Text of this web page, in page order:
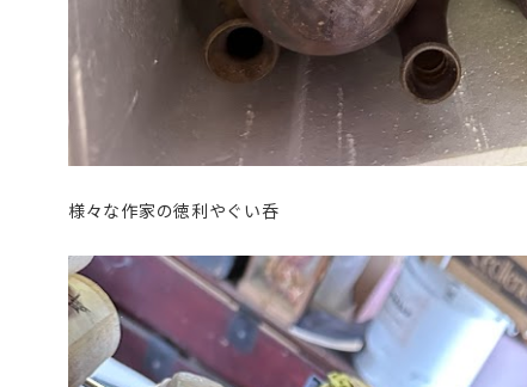
様々な作家の徳利やぐい呑